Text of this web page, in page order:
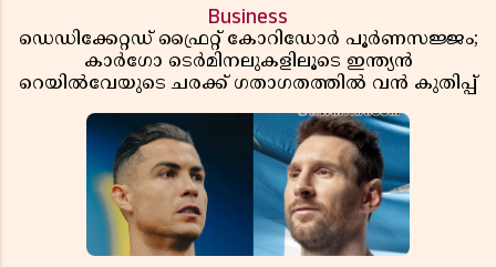
Business
ഡെഡിക്കേറ്റഡ് ഫ്രൈറ്റ് കോറിഡോർ പൂർണസജ്ജം;
കാർഗോ ടെർമിനലുകളിലൂടെ ഇന്ത്യൻ
റെയിൽവേയുടെ ചരക്ക് ഗതാഗതത്തിൽ വൻ കുതിപ്പ്